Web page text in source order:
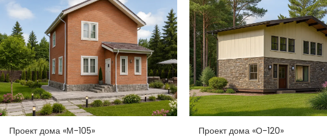
Проект дома «М-105» Проект дома «О-120»